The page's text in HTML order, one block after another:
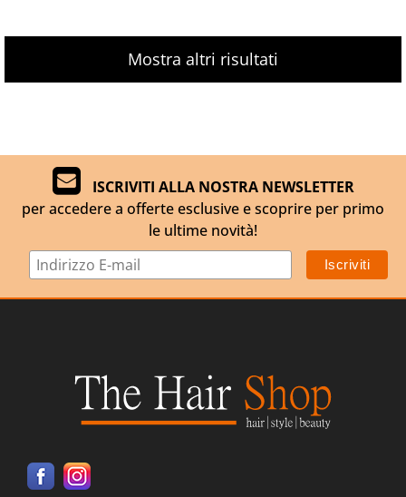
Mostra altri risultati
ISCRIVITI ALLA NOSTRA NEWSLETTER
per accedere a offerte esclusive e scoprire per primo
le ultime novità!